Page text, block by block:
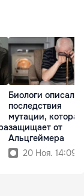
Биологи описали
последствия
мутации, которая
защищает от
Альцгеймера
20 Ноя. 14:09